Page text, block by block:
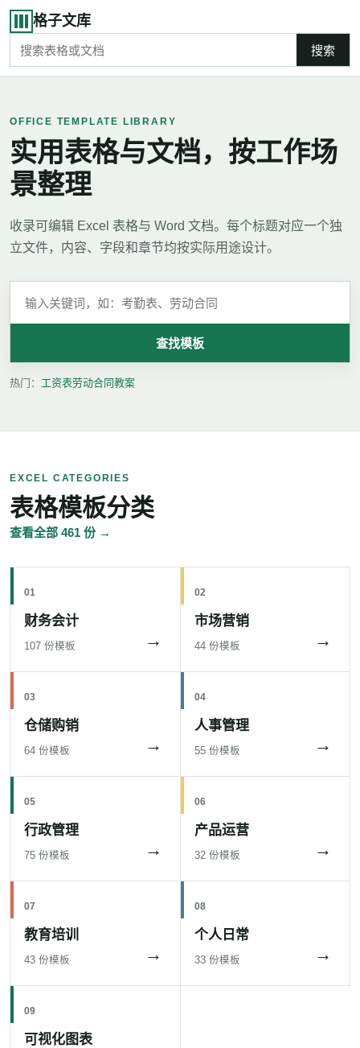
格子文库
搜索
OFFICE TEMPLATE LIBRARY
实用表格与文档，按工作场
景整理
收录可编辑 Excel 表格与 Word 文档。每个标题对应一个独
立文件，内容、字段和章节均按实际用途设计。
查找模板
热门： 工资表劳动合同教案
EXCEL CATEGORIES
表格模板分类
查看全部 461 份 →
01
财务会计
107 份模板 →
02
市场营销
44 份模板 →
03
仓储购销
64 份模板 →
04
人事管理
55 份模板 →
05
行政管理
75 份模板 →
06
产品运营
32 份模板 →
07
教育培训
43 份模板 →
08
个人日常
33 份模板 →
09
可视化图表